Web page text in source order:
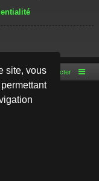
site, vousNous contacter
Limited